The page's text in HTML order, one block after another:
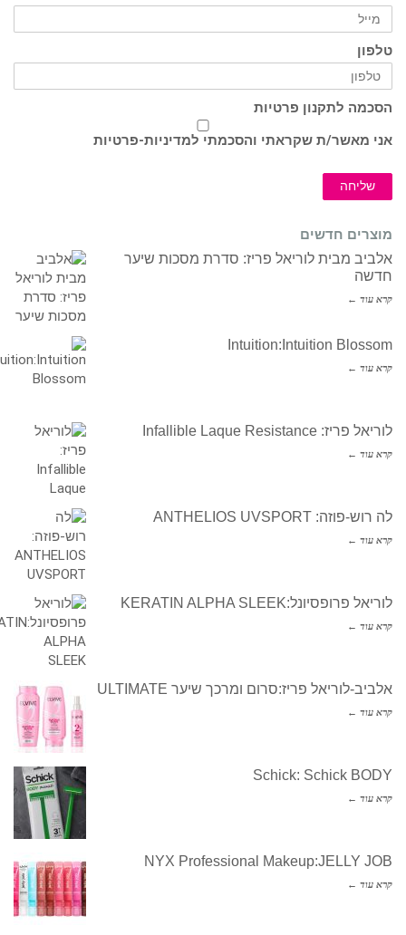
טלפון
הסכמה לתקנון פרטיות
אני מאשר/ת שקראתי והסכמתי למדיניות-פרטיות
שליחה
מוצרים חדשים
אלביב מבית לוריאל פריז: סדרת מסכות שיער
חדשה
קרא עוד ←
Intuition:Intuition Blossom
קרא עוד ←
לוריאל פריז: Infallible Laque Resistance
קרא עוד ←
לה רוש-פוזה: ANTHELIOS UVSPORT
קרא עוד ←
לוריאל פרופסיונל:KERATIN ALPHA SLEEK
קרא עוד ←
אלביב-לוריאל פריז:סרום ומרכך שיער ULTIMATE
קרא עוד ←
Schick: Schick BODY
קרא עוד ←
NYX Professional Makeup:JELLY JOB
קרא עוד ←